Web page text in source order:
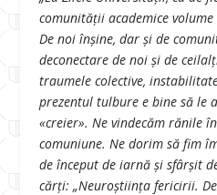
comunității academice
De noi înșine, dar și de
deconectare de noi și de
traumele colective,
prezentul tulbure e bine să le
«creier». Ne vindecăm rănile
comuniune. Ne dorim să fim
de început de iarnă și sfârșit
cărţi: „Neuroștiința fericirii.